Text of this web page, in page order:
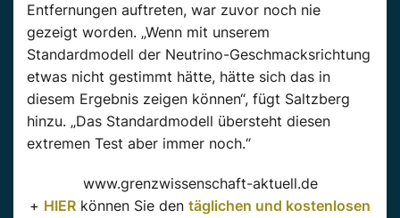
Entfernungen auftreten, war zuvor noch nie
gezeigt worden. „Wenn mit unserem
Standardmodell der Neutrino-Geschmacksrichtung
etwas nicht gestimmt hätte, hätte sich das in
diesem Ergebnis zeigen können“, fügt Saltzberg
hinzu. „Das Standardmodell übersteht diesen
extremen Test aber immer noch.“
www.grenzwissenschaft-aktuell.de
+ HIER können Sie den täglichen und kostenlosen